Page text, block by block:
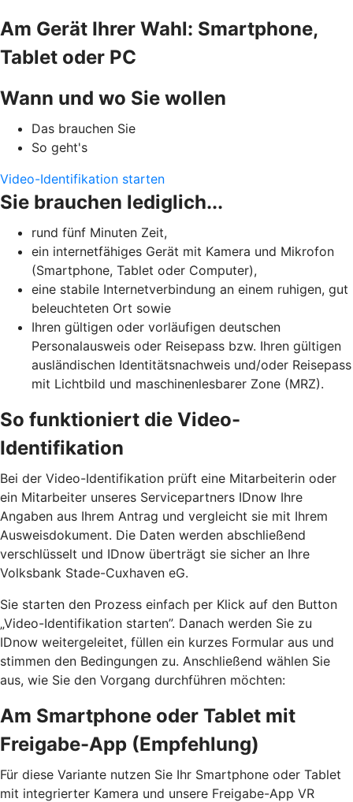
Am Gerät Ihrer Wahl: Smartphone,
Tablet oder PC
Wann und wo Sie wollen
Das brauchen Sie
So geht's
Video-Identifikation starten
Sie brauchen lediglich...
rund fünf Minuten Zeit,
ein internetfähiges Gerät mit Kamera und Mikrofon
(Smartphone, Tablet oder Computer),
eine stabile Internetverbindung an einem ruhigen, gut
beleuchteten Ort sowie
Ihren gültigen oder vorläufigen deutschen
Personalausweis oder Reisepass bzw. Ihren gültigen
ausländischen Identitätsnachweis und/oder Reisepass
mit Lichtbild und maschinenlesbarer Zone (MRZ).
So funktioniert die Video-
Identifikation
Bei der Video-Identifikation prüft eine Mitarbeiterin oder
ein Mitarbeiter unseres Servicepartners IDnow Ihre
Angaben aus Ihrem Antrag und vergleicht sie mit Ihrem
Ausweisdokument. Die Daten werden abschließend
verschlüsselt und IDnow überträgt sie sicher an Ihre
Volksbank Stade-Cuxhaven eG.
Sie starten den Prozess einfach per Klick auf den Button
„Video-Identifikation starten”. Danach werden Sie zu
IDnow weitergeleitet, füllen ein kurzes Formular aus und
stimmen den Bedingungen zu. Anschließend wählen Sie
aus, wie Sie den Vorgang durchführen möchten:
Am Smartphone oder Tablet mit
Freigabe-App (Empfehlung)
Für diese Variante nutzen Sie Ihr Smartphone oder Tablet
mit integrierter Kamera und unsere Freigabe-App VR